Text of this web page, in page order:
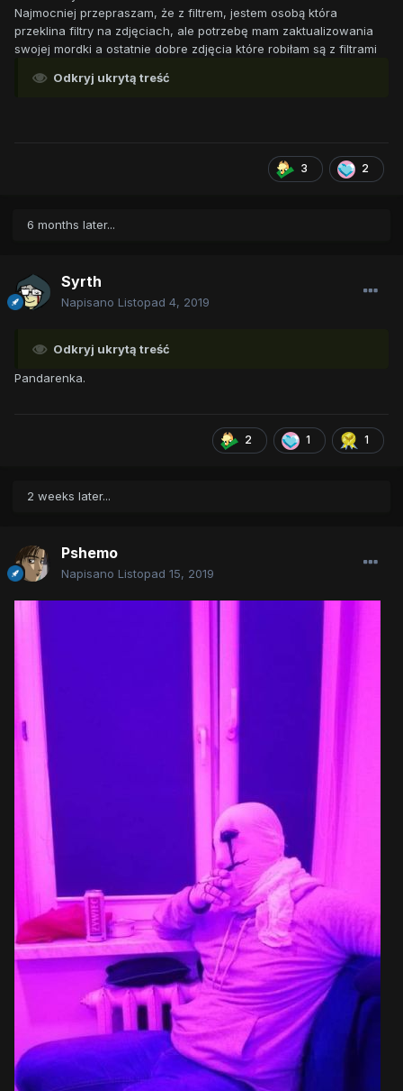
Najmocniej przepraszam, że z filtrem, jestem osobą która
przeklina filtry na zdjęciach, ale potrzebę mam zaktualizowania
swojej mordki a ostatnie dobre zdjęcia które robiłam są z filtrami
Odkryj ukrytą treść
3 2
6 months later...
Syrth
Napisano Listopad 4, 2019
Odkryj ukrytą treść
Pandarenka.
2 1 1
2 weeks later...
Pshemo
Napisano Listopad 15, 2019